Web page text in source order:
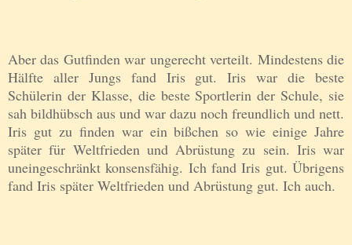
Aber das Gutfinden war ungerecht verteilt. Mindestens die
Hälfte aller Jungs fand Iris gut. Iris war die beste
Schülerin der Klasse, die beste Sportlerin der Schule, sie
sah bildhübsch aus und war dazu noch freundlich und nett.
Iris gut zu finden war ein bißchen so wie einige Jahre
später für Weltfrieden und Abrüstung zu sein. Iris war
uneingeschränkt konsensfähig. Ich fand Iris gut. Übrigens
fand Iris später Weltfrieden und Abrüstung gut. Ich auch.